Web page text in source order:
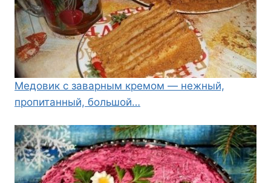
Медовик с заварным кремом — нежный,
пропитанный, большой…